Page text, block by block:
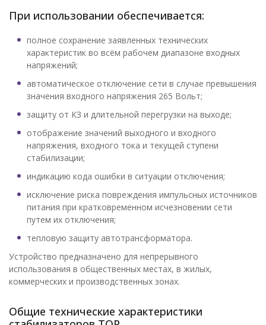
При использовании обеспечивается:
полное сохранение заявленных технических
характеристик во всём рабочем диапазоне входных
напряжений;
автоматическое отключение сети в случае превышения
значения входного напряжения 265 Вольт;
защиту от КЗ и длительной перегрузки на выходе;
отображение значений выходного и входного
напряжения, входного тока и текущей ступени
стабилизации;
индикацию кода ошибки в ситуации отключения;
исключение риска повреждения импульсных источников
питания при кратковременном исчезновении сети
путем их отключения;
тепловую защиту автотрансформатора.
Устройство предназначено для непрерывного
использования в общественных местах, в жилых,
коммерческих и производственных зонах.
Общие технические характеристики